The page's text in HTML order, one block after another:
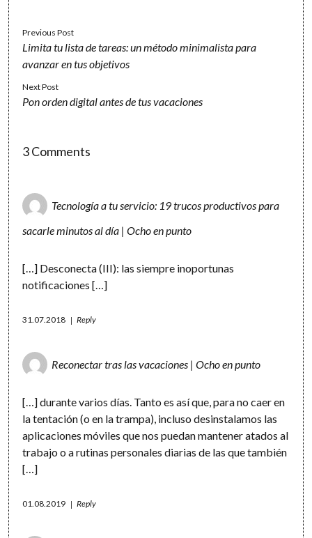
Previous Post
Limita tu lista de tareas: un método minimalista para
avanzar en tus objetivos
Next Post
Pon orden digital antes de tus vacaciones
3 Comments
Tecnología a tu servicio: 19 trucos productivos para
sacarle minutos al día | Ocho en punto
[…] Desconecta (III): las siempre inoportunas
notificaciones […]
31.07.2018 Reply
Reconectar tras las vacaciones | Ocho en punto
[…] durante varios días. Tanto es así que, para no caer en
la tentación (o en la trampa), incluso desinstalamos las
aplicaciones móviles que nos puedan mantener atados al
trabajo o a rutinas personales diarias de las que también
[…]
01.08.2019 Reply